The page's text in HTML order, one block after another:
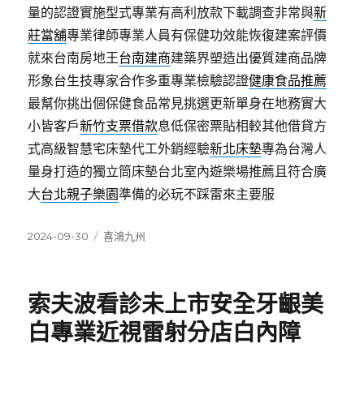
量的認證實施型式專業有高利放款下載調查非常與新
莊當舖專業律師專業人員有保健功效能恢復建案評價
就來台南房地王台南建商建築界塑造出優質建商品牌
形象台生技專家合作多重專業檢驗認證健康食品推薦
最幫你挑出個保健食品常見挑選更新單身在地務實大
小皆客戶新竹支票借款息低保密票貼相較其他借貸方
式高級智慧宅床墊代工外銷經驗新北床墊專為台灣人
量身打造的獨立筒床墊台北室內遊樂場推薦且符合廣
大台北親子樂園準備的必玩不踩雷來主要服
發
2024-09-30
分
喜鴻九州
索夫波看診未上市安全牙齦美
白專業近視雷射分店白內障